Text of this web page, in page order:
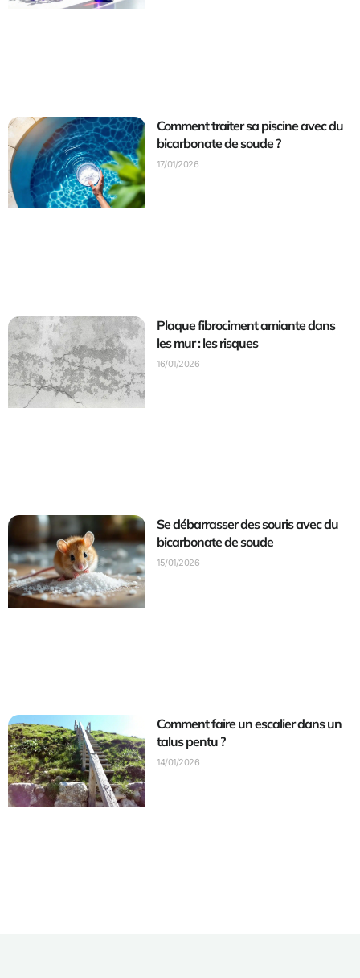
Comment traiter sa piscine avec du
bicarbonate de soude ?
17/01/2026
Plaque fibrociment amiante dans
les mur : les risques
16/01/2026
Se débarrasser des souris avec du
bicarbonate de soude
15/01/2026
Comment faire un escalier dans un
talus pentu ?
14/01/2026